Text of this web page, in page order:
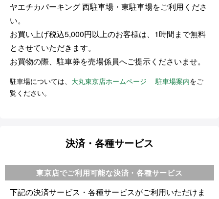
ヤエチカパーキング 西駐車場・東駐車場をご利用くださ
い。
お買い上げ税込5,000円以上のお客様は、 1時間まで無料
とさせていただきます。
お買物の際、駐車券を売場係員へご提示くださいませ。
駐車場については、 大丸東京店ホームページ 駐車場案内をご
覧ください。
決済・各種サービス
東京店でご利用可能な決済・各種サービス
下記の決済サービス・各種サービスがご利用いただけま